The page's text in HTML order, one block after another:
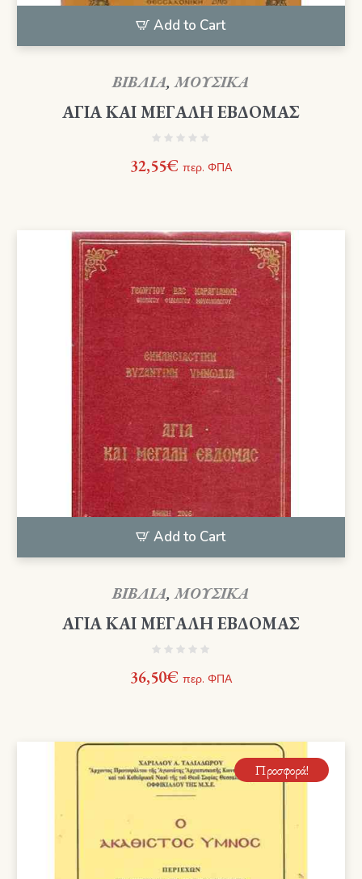
Add to Cart
ΒΙΒΛΙΑ,ΜΟΥΣΙΚΑ
ΑΓΙΑ ΚΑΙ ΜΕΓΑΛΗ ΕΒΔΟΜΑΣ
32,55€ περ. ΦΠΑ
Add to Cart
ΒΙΒΛΙΑ,ΜΟΥΣΙΚΑ
ΑΓΙΑ ΚΑΙ ΜΕΓΑΛΗ ΕΒΔΟΜΑΣ
36,50€ περ. ΦΠΑ
Προσφορά!